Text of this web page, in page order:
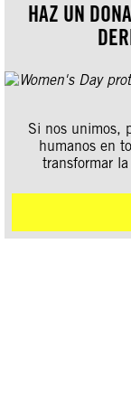
HAZ UN
Si nos unimos,
humanos en
transformar